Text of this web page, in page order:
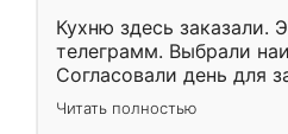
Кухню здесь заказали.
телеграмм. Выбрали
Согласовали день для
недели кухня была уже
довольны работой.
Читать полностью